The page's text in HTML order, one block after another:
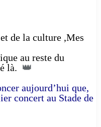
de la culture ,Mes
au reste du
là. 👑
aujourd’hui que,
concert au Stade de